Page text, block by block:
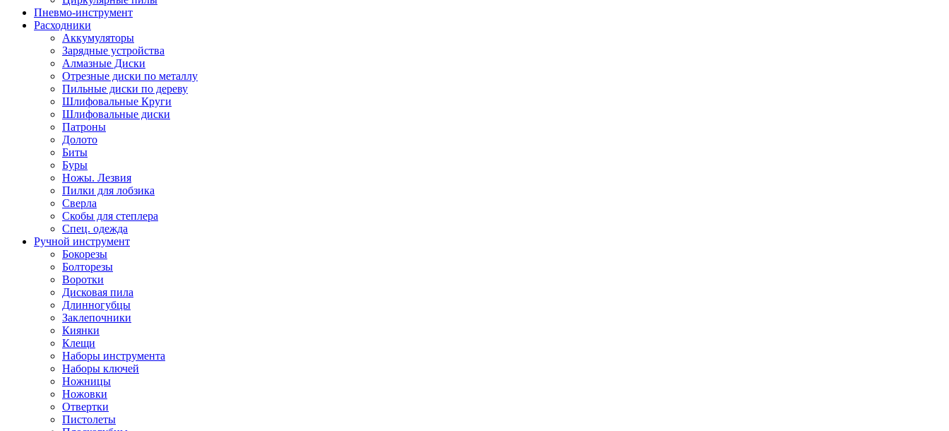
Пневмо-инструмент
Расходники
Аккумуляторы
Зарядные устройства
Алмазные Диски
Отрезные диски по металлу
Пильные диски по дереву
Шлифовальные Круги
Шлифовальные диски
Патроны
Долото
Биты
Буры
Ножы. Лезвия
Пилки для лобзика
Сверла
Скобы для степлера
Спец. одежда
Ручной инструмент
Бокорезы
Болторезы
Воротки
Дисковая пила
Длинногубцы
Заклепочники
Киянки
Клещи
Наборы инструмента
Наборы ключей
Ножницы
Ножовки
Отвертки
Пистолеты